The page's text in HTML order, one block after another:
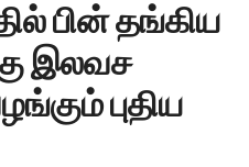
பின் தங்கிய
இலவச
புதிய